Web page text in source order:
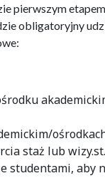
pierwszym
obligatoryjny
staż lub
studentami,